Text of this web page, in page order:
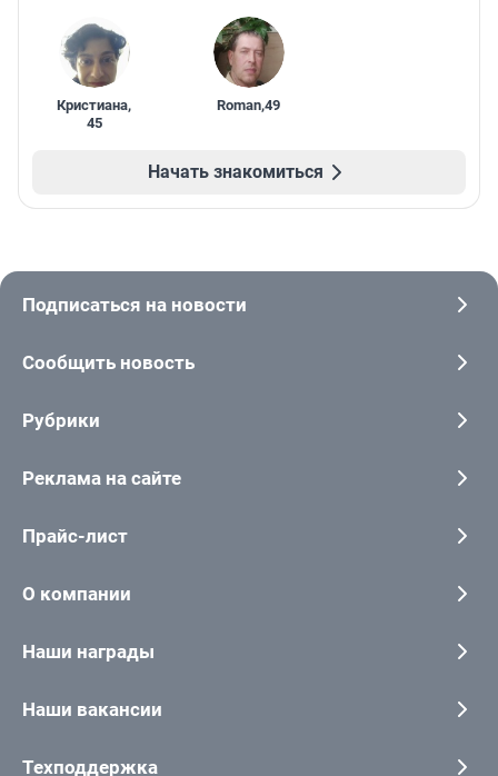
Кристиана,
45
Roman,49
Начать знакомиться
Подписаться на новости
Сообщить новость
Рубрики
Реклама на сайте
Прайс-лист
О компании
Наши награды
Наши вакансии
Техподдержка